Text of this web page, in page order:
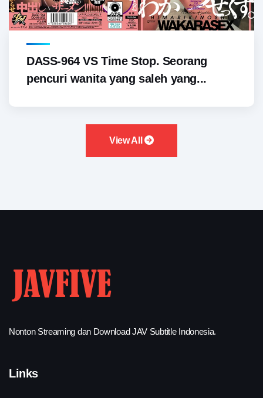
DASS-964 VS Time Stop. Seorang
pencuri wanita yang saleh yang...
View All
Nonton Streaming dan Download JAV Subtitle Indonesia.
Links